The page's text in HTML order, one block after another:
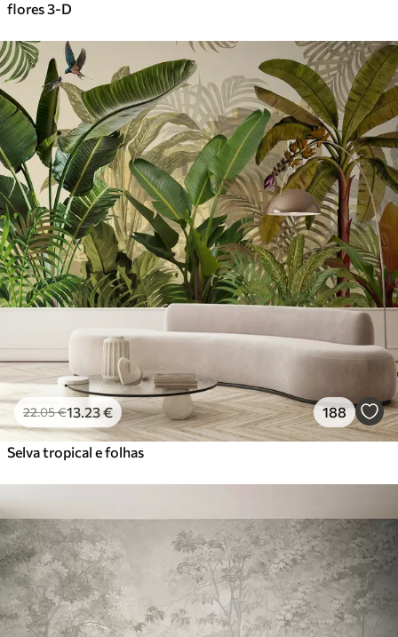
flores 3-D
22.05€13 .23€ 188
Selva tropical e folhas